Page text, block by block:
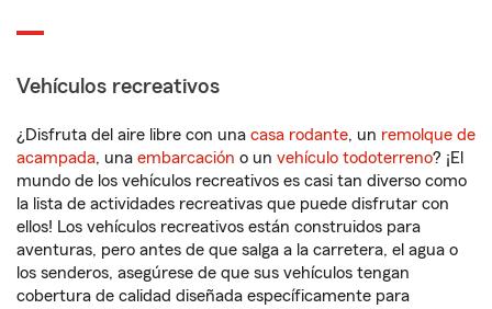
Vehículos recreativos
¿Disfruta del aire libre con una casa rodante, un remolque de
acampada, una embarcación o un vehículo todoterreno? ¡El
mundo de los vehículos recreativos es casi tan diverso como
la lista de actividades recreativas que puede disfrutar con
ellos! Los vehículos recreativos están construidos para
aventuras, pero antes de que salga a la carretera, el agua o
los senderos, asegúrese de que sus vehículos tengan
cobertura de calidad diseñada específicamente para